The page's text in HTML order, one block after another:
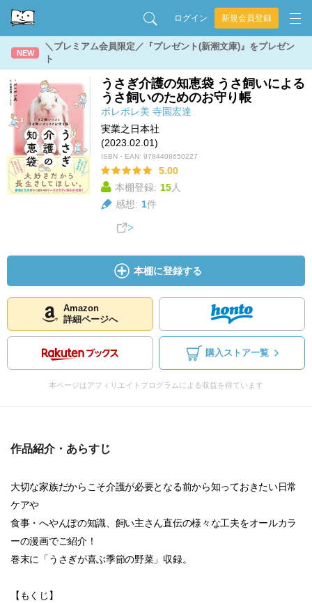
ログイン 新規会員登録
NEW
＼プレミアム会員限定／『プレゼント(新潮文庫)』をプレゼン
ト
うさぎ介護の知恵袋 うさ飼いによる
うさ飼いのためのお守り帳
ポレポレ美 寺園宏達
実業之日本社
(2023.02.01)
ISBN・EAN: 9784408650227
5.00
本棚登録: 15人
感想: 1件
本棚に登録する
Amazon
詳細ページへ
購入ストア一覧
本ページはアフィリエイトプログラムによる収益を得ています
作品紹介・あらすじ
大切な家族だからこそ介護が必要となる前から知っておきたい日常
ケアや
食事・へやんぽの知識、飼い主さん直伝の様々な工夫をオールカラ
ーの漫画でご紹介！
巻末に「うさぎが喜ぶ季節の野菜」収録。
【もくじ】